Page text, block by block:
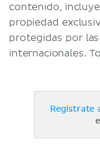
contenido,
propiedad
protegidas por
internacionales.
Regístrate